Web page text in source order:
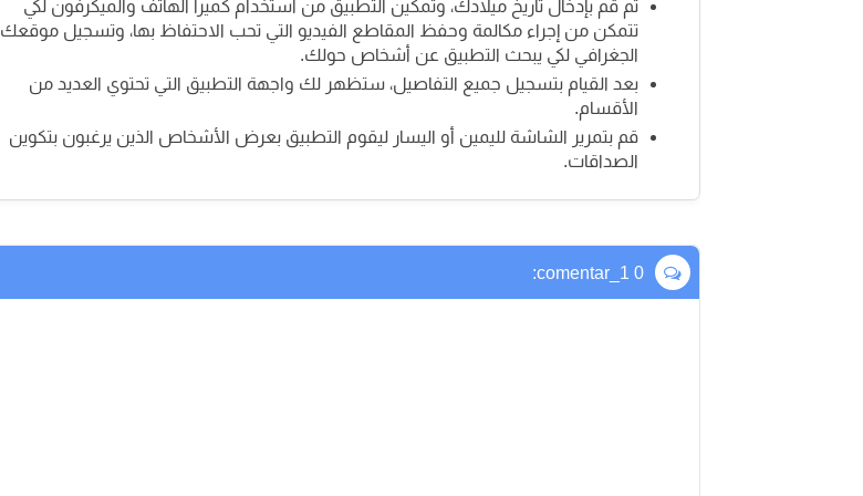
ثم قم بإدخال تاريخ ميلادك، وتمكين التطبيق من استخدام كميرا الهاتف والميكرفون لكي
تتمكن من إجراء مكالمة وحفظ المقاطع الفيديو التي تحب الاحتفاظ بها، وتسجيل موقعك
الجغرافي لكي يبحث التطبيق عن أشخاص حولك.
بعد القيام بتسجيل جميع التفاصيل، ستظهر لك واجهة التطبيق التي تحتوي العديد من
الأقسام.
قم بتمرير الشاشة لليمين أو اليسار ليقوم التطبيق بعرض الأشخاص الذين يرغبون بتكوين
الصداقات.